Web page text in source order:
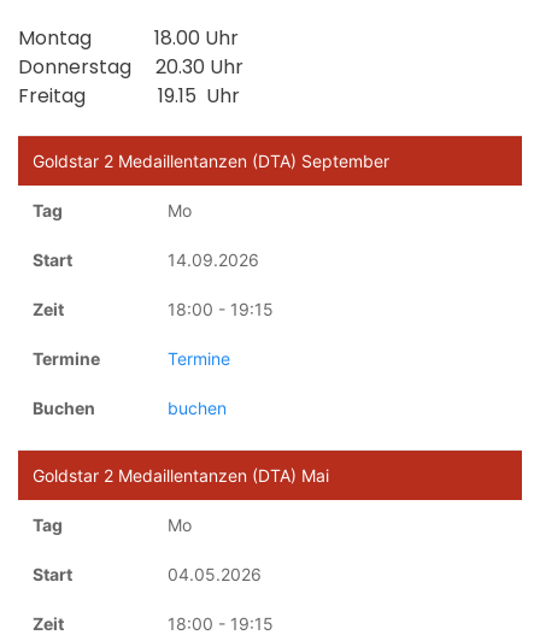
Montag 18.00 Uhr
Donnerstag 20.30 Uhr
Freitag 19.15 Uhr